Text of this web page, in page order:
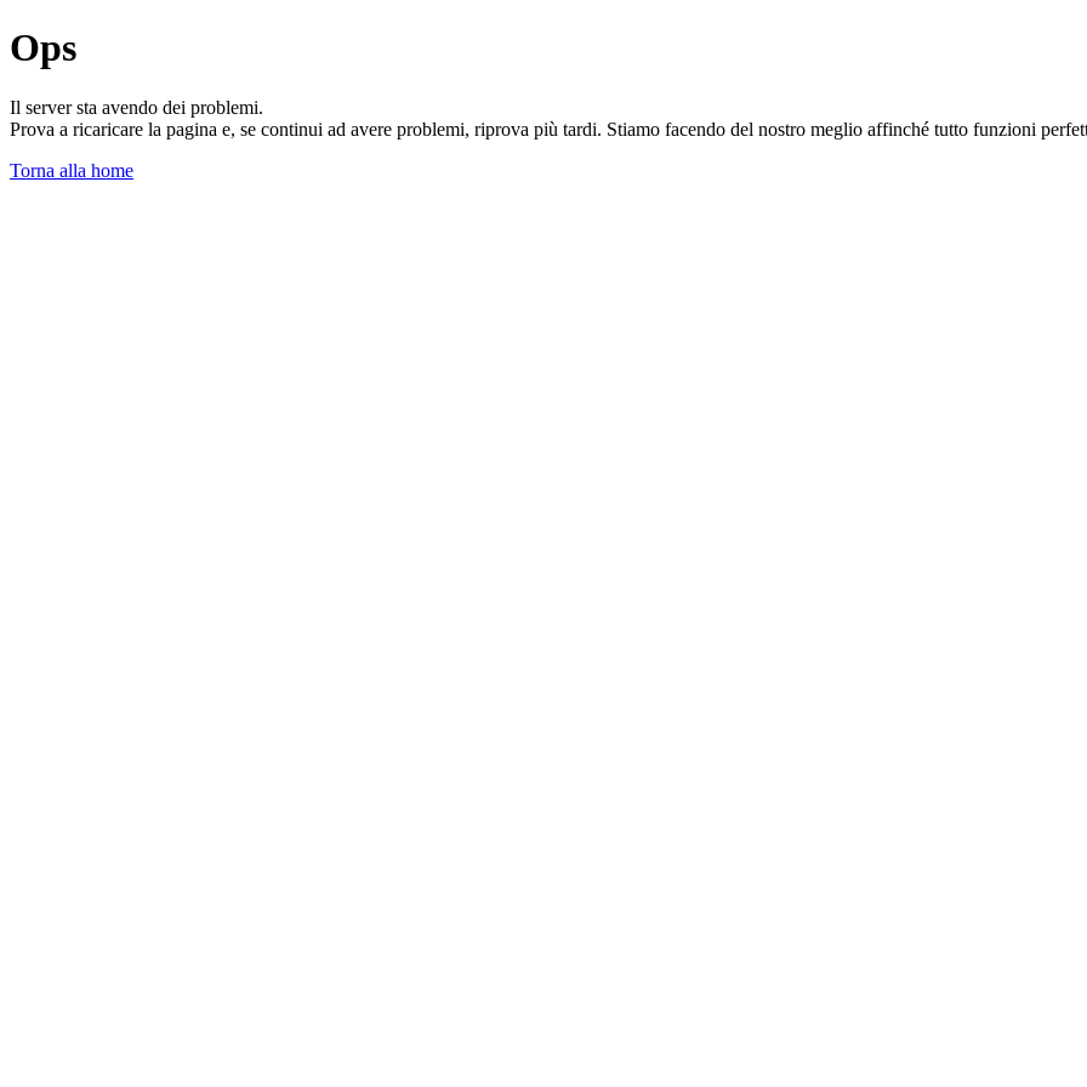
Ops
Il server sta avendo dei problemi.
Prova a ricaricare la pagina e, se continui ad avere problemi, riprova più tardi. Stiamo facendo del nostro meglio affinché tutto funzioni
Torna alla home